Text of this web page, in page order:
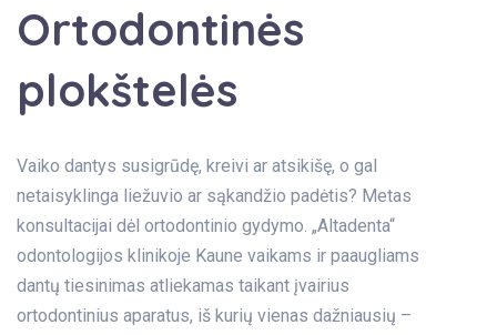
Ortodontinės
plokštelės
Vaiko dantys susigrūdę, kreivi ar atsikišę, o gal
netaisyklinga liežuvio ar sąkandžio padėtis? Metas
konsultacijai dėl ortodontinio gydymo. „Altadenta“
odontologijos klinikoje Kaune vaikams ir paaugliams
dantų tiesinimas atliekamas taikant įvairius
ortodontinius aparatus, iš kurių vienas dažniausių –